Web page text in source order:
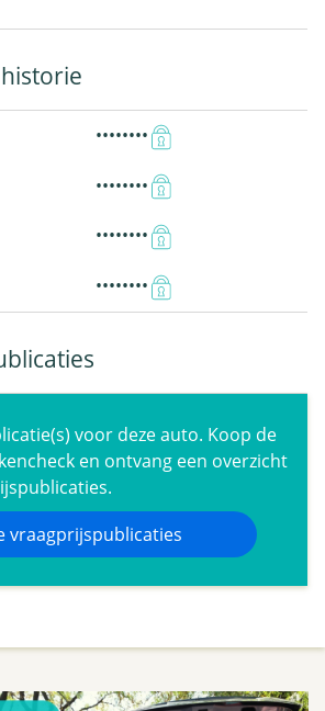
••••••••
••••••••
••••••••
••••••••
voor deze auto. Koop de
en ontvang een overzicht
vraagprijspublicaties